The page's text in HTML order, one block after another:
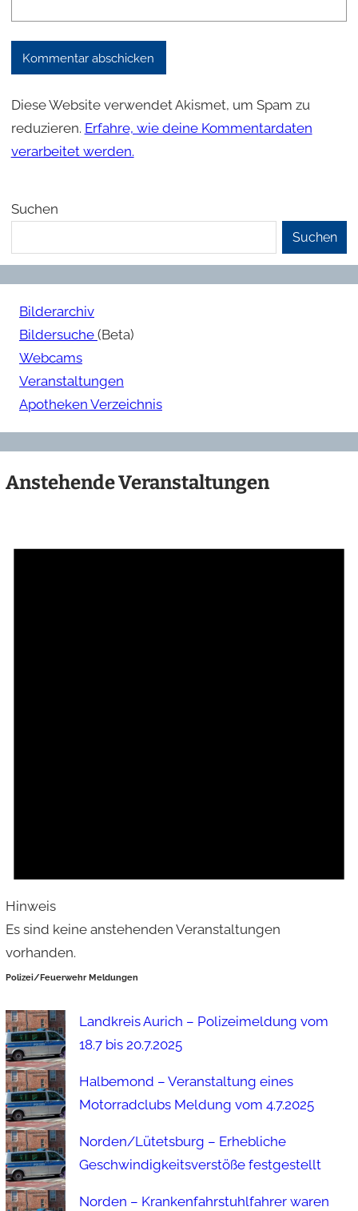
Diese Website verwendet Akismet, um Spam zu
reduzieren. Erfahre, wie deine Kommentardaten
verarbeitet werden.
Suchen
Suchen
Bilderarchiv
Bildersuche (Beta)
Webcams
Veranstaltungen
Apotheken Verzeichnis
Anstehende Veranstaltungen
Hinweis
Es sind keine anstehenden Veranstaltungen
vorhanden.
Polizei/Feuerwehr Meldungen
Landkreis Aurich – Polizeimeldung vom
18.7 bis 20.7.2025
Halbemond – Veranstaltung eines
Motorradclubs Meldung vom 4.7.2025
Norden/Lütetsburg – Erhebliche
Geschwindigkeitsverstöße festgestellt
Norden – Krankenfahrstuhlfahrer waren